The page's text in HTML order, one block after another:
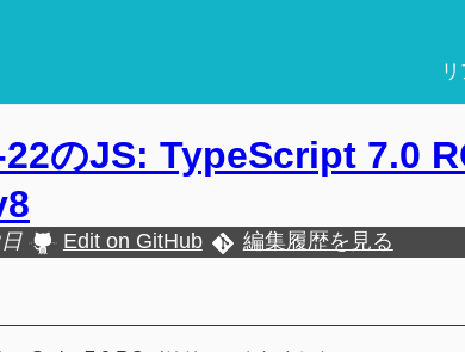
22のJS: TypeScript 7.0
Edit on GitHub 編集履歴を見る